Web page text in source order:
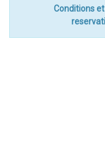
Conditions